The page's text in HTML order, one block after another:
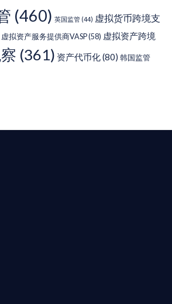
(460) 英国监管 (44) 虚拟货币跨境支
虚拟资产服务提供商VASP(58) 虚拟资产跨境
(361) 资产代币化(80) 韩国监管